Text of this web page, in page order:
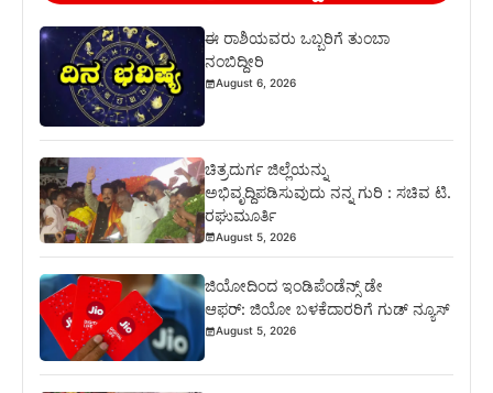
ಈ ರಾಶಿಯವರು ಒಬ್ಬರಿಗೆ ತುಂಬಾ
ನಂಬಿದ್ದೀರಿ
August 6, 2026
ಚಿತ್ರದುರ್ಗ ಜಿಲ್ಲೆಯನ್ನು
ಅಭಿವೃದ್ದಿಪಡಿಸುವುದು ನನ್ನ ಗುರಿ : ಸಚಿವ ಟಿ.
ರಘುಮೂರ್ತಿ
August 5, 2026
ಜಿಯೋದಿಂದ ಇಂಡಿಪೆಂಡೆನ್ಸ್ ಡೇ
ಆಫರ್: ಜಿಯೋ ಬಳಕೆದಾರರಿಗೆ ಗುಡ್ ನ್ಯೂಸ್
August 5, 2026